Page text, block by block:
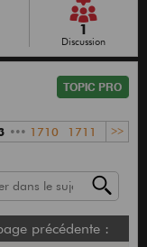
1
Discussion
••• 1710 1711 >>
précédente :